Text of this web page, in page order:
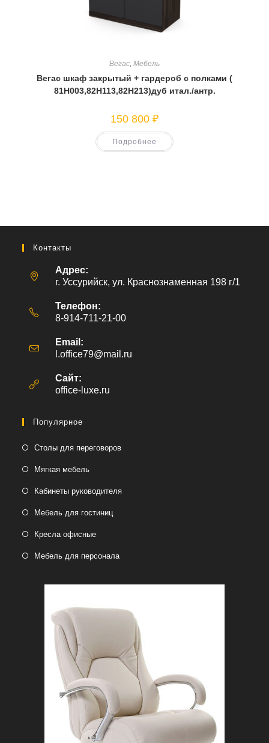
Вегас, Мебель
Вегас шкаф закрытый + гардероб с полками (
81Н003,82Н113,82Н213)дуб итал./антр.
150 800 ₽
Подробнее
Контакты
Адрес:
г. Уссурийск, ул. Краснознаменная 198 г/1
Телефон:
8-914-711-21-00
Email:
l.office79@mail.ru
Сайт:
office-luxe.ru
Популярное
Столы для переговоров
Мягкая мебель
Кабинеты руководителя
Мебель для гостиниц
Кресла офисные
Мебель для персонала